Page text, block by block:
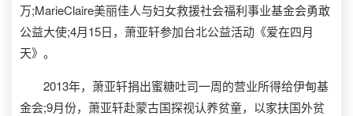
万;MarieClaire美丽佳人与妇女救援社会福利事业基金会勇敢
公益大使;4月15日，萧亚轩参加台北公益活动《爱在四月
天》。
2013年，萧亚轩捐出蜜糖吐司一周的营业所得给伊甸基
金会;9月份，萧亚轩赴蒙古国探视认养贫童，以家扶国外贫